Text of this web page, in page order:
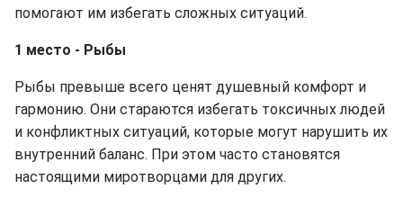
помогают им избегать сложных ситуаций.
1 место - Рыбы
Рыбы превыше всего ценят душевный комфорт и
гармонию. Они стараются избегать токсичных людей
и конфликтных ситуаций, которые могут нарушить их
внутренний баланс. При этом часто становятся
настоящими миротворцами для других.